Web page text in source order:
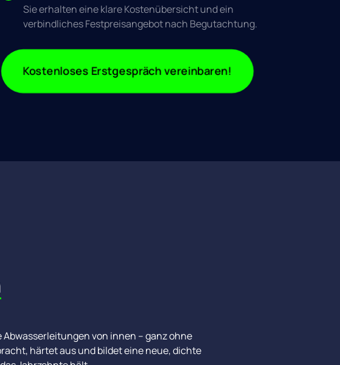
Sie erhalten eine klare Kostenübersicht und ein
verbindliches Festpreisangebot nach Begutachtung.
Kostenloses Erstgespräch vereinbaren!
von innen – ganz ohne
härtet aus und bildet eine neue, dichte